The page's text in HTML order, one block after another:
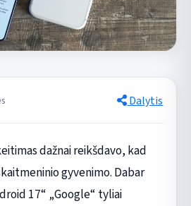
Dalytis
dažnai reikšdavo, kad
gyvenimo. Dabar
17“ „Google“ tyliai